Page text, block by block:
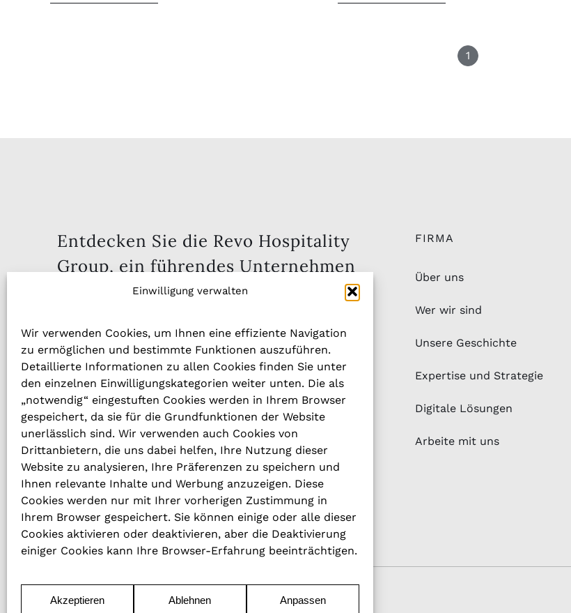
Einwilligung verwalten
Wir verwenden Cookies, um Ihnen eine effiziente Navigation
zu ermöglichen und bestimmte Funktionen auszuführen.
Detaillierte Informationen zu allen Cookies finden Sie unter
den einzelnen Einwilligungskategorien weiter unten. Die als
„notwendig“ eingestuften Cookies werden in Ihrem Browser
gespeichert, da sie für die Grundfunktionen der Website
unerlässlich sind. Wir verwenden auch Cookies von
Drittanbietern, die uns dabei helfen, Ihre Nutzung dieser
Website zu analysieren, Ihre Präferenzen zu speichern und
Ihnen relevante Inhalte und Werbung anzuzeigen. Diese
Cookies werden nur mit Ihrer vorherigen Zustimmung in
Ihrem Browser gespeichert. Sie können einige oder alle dieser
Cookies aktivieren oder deaktivieren, aber die Deaktivierung
einiger Cookies kann Ihre Browser-Erfahrung beeinträchtigen.
Akzeptieren Ablehnen Anpassen
1
Entdecken Sie die Revo Hospitality
Group, ein führendes Unternehmen
im Gastgewerbe, das für Innovation
TELEFONNUMMER
+49 (0)30 / 773 27 80 – 0
E-MAIL
info@revo-h.com
FIRMA
Über uns
Wer wir sind
Unsere Geschichte
Expertise und Strategie
Digitale Lösungen
Arbeite mit uns